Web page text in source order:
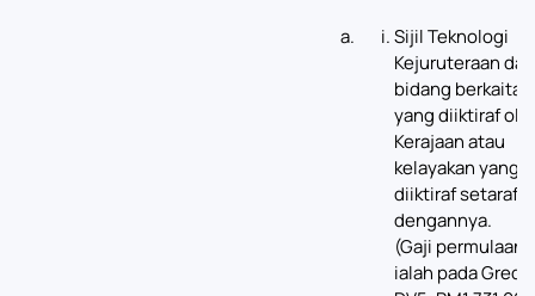
Sijil Teknologi
Kejuruteraan
bidang berkaitan
yang diiktiraf
Kerajaan atau
kelayakan yang
diiktiraf setaraf
dengannya.
(Gaji permulaan
ialah pada Gred